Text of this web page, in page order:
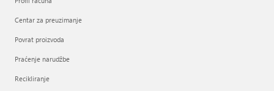
Centar za preuzimanje
Povrat proizvoda
Praćenje narudžbe
Recikliranje